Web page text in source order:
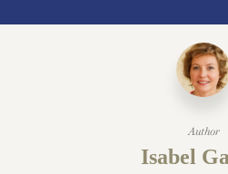
Author
Isabel